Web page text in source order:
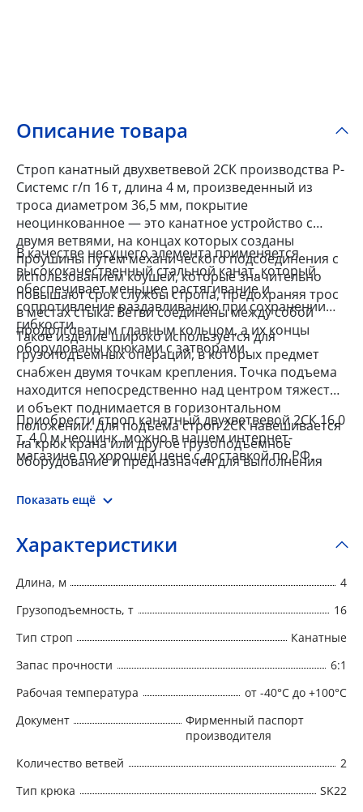
Описание товара
Строп канатный двухветвевой 2СК производства Р-
Системс г/п 16 т, длина 4 м, произведенный из
троса диаметром 36,5 мм, покрытие
неоцинкованное — это канатное устройство с
двумя ветвями, на концах которых созданы
проушины путем механического подсоединения с
использованием коушей, которые значительно
повышают срок службы стропа, предохраняя трос
в местах стыка. Ветви соединены между собой
продолговатым главным кольцом, а их концы
оборудованы крюками с затворами.
В качестве несущего элемента применяется
высококачественный стальной канат, который
обеспечивает меньшее растягивание и
сопротивление раздавливанию при сохранении
гибкости.
Такое изделие широко используется для
грузоподъемных операций, в которых предмет
снабжен двумя точкам крепления. Точка подъема
находится непосредственно над центром тяжести
и объект поднимается в горизонтальном
положении. Для подъема строп 2СК навешивается
на крюк крана или другое грузоподъемное
оборудование и предназначен для выполнения
Приобрести строп канатный двухветвевой 2СК 16,0
т, 4,0 м неоцинк. можно в нашем интернет-
магазине по хорошей цене с доставкой по РФ.
Показать ещё
Характеристики
Длина, м
4
Грузоподъемность, т
16
Тип строп
Канатные
Запас прочности
6:1
Рабочая температура
от -40°C до +100°C
Документ
Фирменный паспорт
производителя
Количество ветвей
2
Тип крюка
SK22